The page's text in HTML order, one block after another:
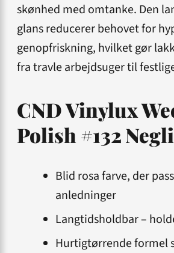
skønhed med omtanke. Den
glans reducerer behovet for
genopfriskning, hvilket gør
fra travle arbejdsuger til
CND Vinylux
Polish #132
Blid rosa farve, der
anledninger
Langtidsholdbar –
Hurtigtørrende formel